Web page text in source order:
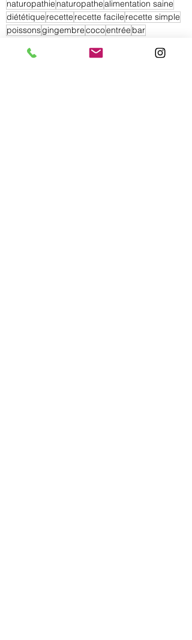
naturopathie naturopathealimentation saine
diététique recette recette facile recette simple
poissonsgingembrecocoentrée bar
Recettes